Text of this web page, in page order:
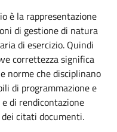
è la rappresentazione
di gestione di natura
di esercizio. Quindi
correttezza significa
norme che disciplinano
di programmazione e
di rendicontazione
citati documenti.